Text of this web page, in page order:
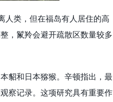
类，但在福岛有人居住的高
，鬣羚会避开疏散区数量较多
貂和日本猕猴。辛顿指出，最
察记录。这项研究具有重要作